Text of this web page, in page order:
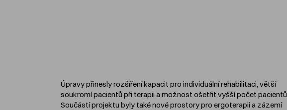
Úpravy přinesly rozšíření kapacit pro individuální rehabilitaci, větší
soukromí pacientů při terapii a možnost ošetřit vyšší počet pacientů.
Součástí projektu byly také nové prostory pro ergoterapii a zázemí